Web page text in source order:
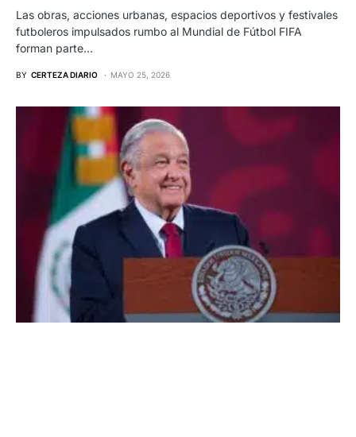
Las obras, acciones urbanas, espacios deportivos y festivales
futboleros impulsados rumbo al Mundial de Fútbol FIFA
forman parte…
BY CERTEZA DIARIO MAYO 25, 2026